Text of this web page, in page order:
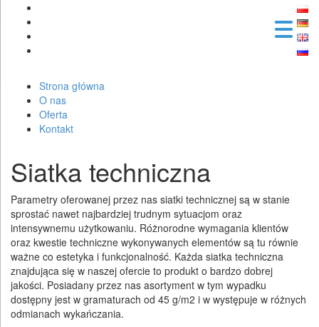
Strona główna
O nas
Oferta
Kontakt
Siatka techniczna
Parametry oferowanej przez nas siatki technicznej są w stanie
sprostać nawet najbardziej trudnym sytuacjom oraz
intensywnemu użytkowaniu. Różnorodne wymagania klientów
oraz kwestie techniczne wykonywanych elementów są tu równie
ważne co estetyka i funkcjonalność. Każda siatka techniczna
znajdująca się w naszej ofercie to produkt o bardzo dobrej
jakości. Posiadany przez nas asortyment w tym wypadku
dostępny jest w gramaturach od 45 g/m2 i w występuje w różnych
odmianach wykańczania.